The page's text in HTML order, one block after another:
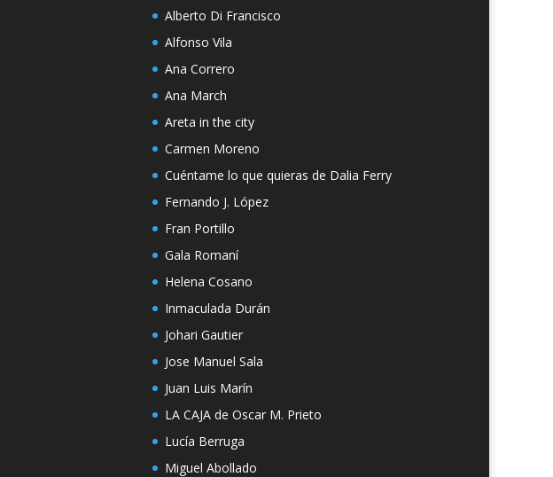
Alberto Di Francisco
Alfonso Vila
Ana Correro
Ana March
Areta in the city
Carmen Moreno
Cuéntame lo que quieras de Dalia Ferry
Fernando J. López
Fran Portillo
Gala Romaní
Helena Cosano
Inmaculada Durán
Johari Gautier
Jose Manuel Sala
Juan Luis Marín
LA CAJA de Oscar M. Prieto
Lucía Berruga
Miguel Abollado